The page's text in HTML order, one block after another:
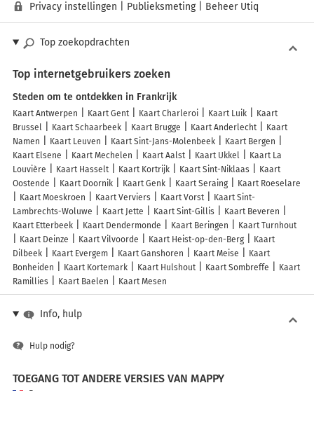
Privacy instellingen Publieksmeting| Beheer Utiq
Top zoekopdrachten
Top internetgebruikers zoeken
Steden om te ontdekken in Frankrijk
Kaart Antwerpen Kaart Gent Kaart Charleroi Kaart Luik
Kaart
Brussel
Kaart Schaarbeek Kaart Brugge Kaart Anderlecht
Kaart
Namen
Kaart Leuven Kaart Sint-Jans-Molenbeek
Kaart Bergen
Kaart Elsene
Kaart Mechelen Kaart Aalst Kaart Ukkel
Kaart La
Louvière
Kaart Hasselt Kaart Kortrijk Kaart Sint-Niklaas
Kaart
Oostende
Kaart Doornik Kaart Genk Kaart Seraing
Kaart Roeselare
Kaart Moeskroen
Kaart Verviers Kaart Vorst
Kaart Sint-
Lambrechts-Woluwe
Kaart Jette Kaart Sint-Gillis
Kaart Beveren
Kaart Etterbeek
Kaart Dendermonde Kaart Beringen
Kaart Turnhout
Kaart Deinze
Kaart Vilvoorde Kaart Heist-op-den-Berg
Kaart
Dilbeek
Kaart Evergem Kaart Ganshoren Kaart Meise
Kaart
Bonheiden
Kaart Kortemark Kaart Hulshout Kaart Sombreffe
Kaart
Ramillies
Kaart Baelen Kaart Mesen
Info, hulp
Hulp nodig?
TOEGANG TOT ANDERE VERSIES VAN MAPPY
France